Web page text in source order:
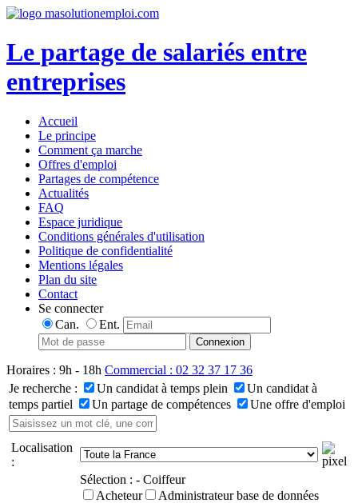
Le partage de salariés entre
entreprises
Accueil
Le principe
Comment ça marche
Offres d'emploi
Partages de compétence
Actualités
FAQ
Espace juridique
Conditions générales d'utilisation
Politique de confidentialité
Mentions légales
Plan du site
Contact
Se connecter
Can.
Ent.
Horaires : 9h - 18h Commercial : 02 32 37 17 36
Je recherche :
Un candidat à temps plein
Un candidat à
temps partiel
Un partage de compétences Une offre d'emploi
Localisation
:
Sélection : - Coiffeur
Acheteur
Administrateur base de données